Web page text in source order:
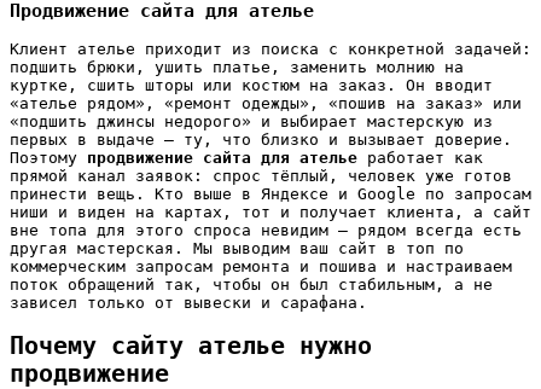
Продвижение сайта для ателье
Клиент ателье приходит из поиска с конкретной задачей:
подшить брюки, ушить платье, заменить молнию на
куртке, сшить шторы или костюм на заказ. Он вводит
«ателье рядом», «ремонт одежды», «пошив на заказ» или
«подшить джинсы недорого» и выбирает мастерскую из
первых в выдаче — ту, что близко и вызывает доверие.
Поэтому продвижение сайта для ателье работает как
прямой канал заявок: спрос тёплый, человек уже готов
принести вещь. Кто выше в Яндексе и Google по запросам
ниши и виден на картах, тот и получает клиента, а сайт
вне топа для этого спроса невидим — рядом всегда есть
другая мастерская. Мы выводим ваш сайт в топ по
коммерческим запросам ремонта и пошива и настраиваем
поток обращений так, чтобы он был стабильным, а не
зависел только от вывески и сарафана.
Почему сайту ателье нужно
продвижение